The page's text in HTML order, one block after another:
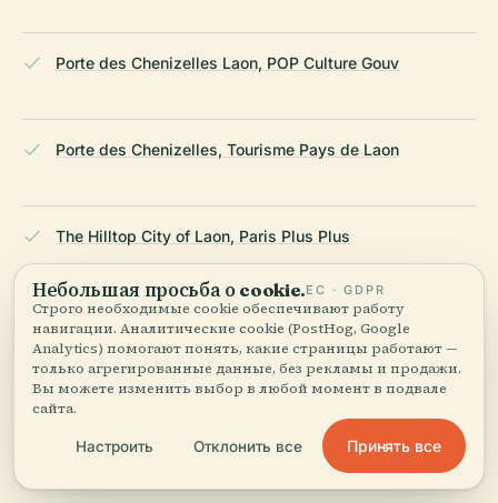
Porte des Chenizelles Laon, POP Culture Gouv
Porte des Chenizelles, Tourisme Pays de Laon
The Hilltop City of Laon, Paris Plus Plus
Porte des Chenizelles, Tourisme Hauts-de-France
Porte des Chenizelles: Visiting Hours, Tickets, and
Historical Guide to Laon's Medieval Gate, 2025, Laon
Tourism
Небольшая просьба о cookie.ЕС · GDPR
Строго необходимые cookie обеспечивают работу
навигации. Аналитические cookie (PostHog, Google
Analytics) помогают понять, какие страницы работают —
только агрегированные данные, без рекламы и продажи.
Вы можете изменить выбор в любой момент в подвале
сайта.
Настроить Отклонить все Принять все